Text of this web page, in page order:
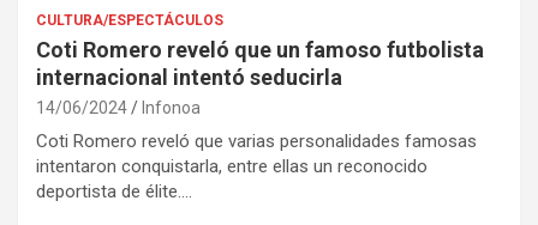
CULTURA/ESPECTÁCULOS
Coti Romero reveló que un famoso futbolista
internacional intentó seducirla
14/06/2024 Infonoa
Coti Romero reveló que varias personalidades famosas
intentaron conquistarla, entre ellas un reconocido
deportista de élite.…